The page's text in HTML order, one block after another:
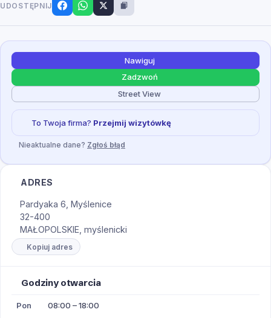
UDOSTĘPNIJ
Nawiguj
Zadzwoń
Street View
To Twoja firma? Przejmij wizytówkę
Nieaktualne dane? Zgłoś błąd
ADRES
Pardyaka 6, Myślenice
32-400
MAŁOPOLSKIE, myślenicki
Kopiuj adres
Godziny otwarcia
Pon 08:00 – 18:00